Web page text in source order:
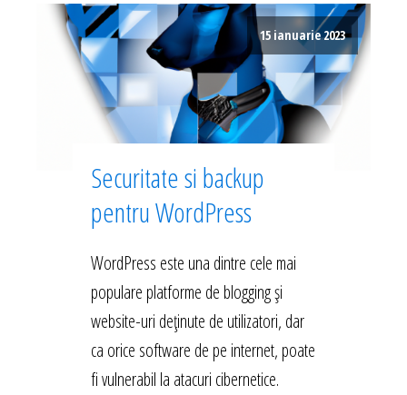
15 ianuarie 2023
Securitate si backup
pentru WordPress
WordPress este una dintre cele mai
populare platforme de blogging și
website-uri deținute de utilizatori, dar
ca orice software de pe internet, poate
fi vulnerabil la atacuri cibernetice.